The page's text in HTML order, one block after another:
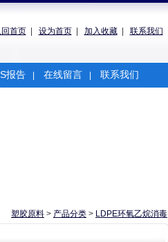
首页| 设为首页| 加入收藏| 联系我们
报告 在线留言 联系我们
塑胶原料 > 产品分类 > LDPE环氧乙烷消毒